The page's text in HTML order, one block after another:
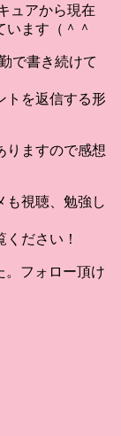
ュアから現在
ます（＾＾
で書き続けて
トを返信する形
りますので感想
も視聴、勉強し
ださい！
。フォロー頂け